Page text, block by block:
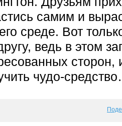
самим и
среде. Вот
ведь в этом
сторон,
чудо-